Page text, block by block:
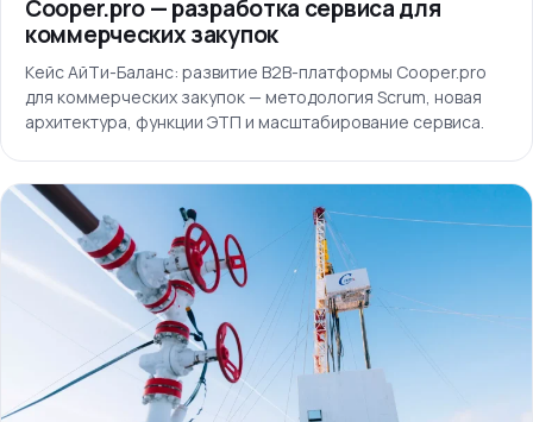
Cooper.pro — разработка сервиса для
коммерческих закупок
Кейс АйТи-Баланс: развитие B2B-платформы Cooper.pro
для коммерческих закупок — методология Scrum, новая
архитектура, функции ЭТП и масштабирование сервиса.